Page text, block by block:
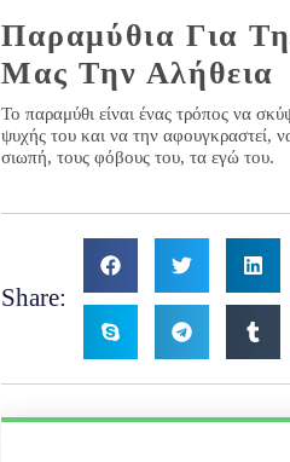
Παραμύθια Για
Μας Την Αλήθεια
Το παραμύθι είναι ένας τρόπος να
ψυχής του και να την αφουγκραστεί,
σιωπή, τους φόβους του, τα εγώ του.
Share: